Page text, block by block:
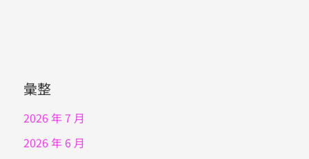
彙整
2026 年 7 月
2026 年 6 月